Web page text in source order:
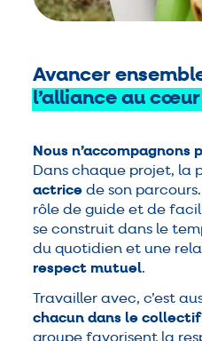
Avancer
l’alliance au cœur
Nous n’accompagnons
Dans chaque projet, la
actrice de son
rôle de guide et de
se construit dans le
du quotidien et une
respect mutuel.
Travailler avec, c’est
chacun dans le collectif